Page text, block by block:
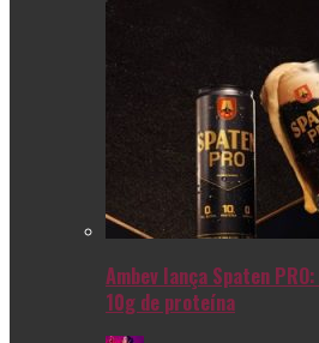
Ambev lança Spaten
10g de proteína